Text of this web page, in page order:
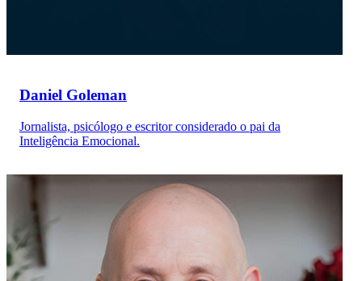
Daniel Goleman
Jornalista, psicólogo e escritor considerado o pai da
Inteligência Emocional.